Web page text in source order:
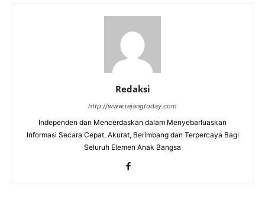
Redaksi
http://www.rejangtoday.com
Independen dan Mencerdaskan dalam Menyebarluaskan
Informasi Secara Cepat, Akurat, Berimbang dan Terpercaya Bagi
Seluruh Elemen Anak Bangsa